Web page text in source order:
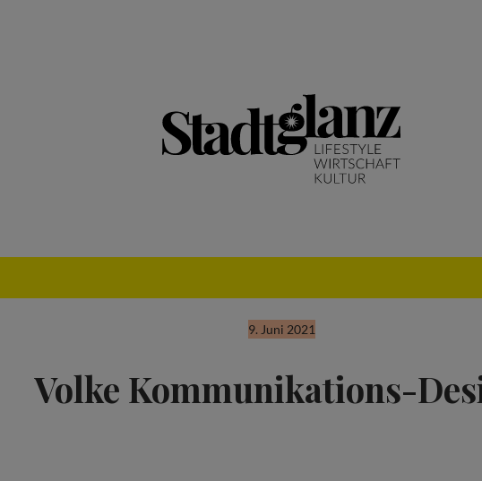
9. Juni 2021
Volke Kommunikations-